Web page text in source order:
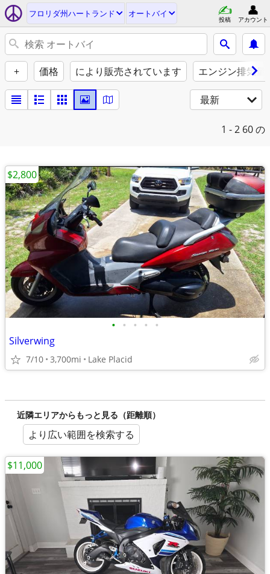
フロリダ州ハートランド オートバイ
投稿 アカウント
+ 価格 により販売されています エンジン排気量
最新
1 - 2 60 の
• • • • •
Silverwing
7/10 3,700mi Lake Placid
$2,800
近隣エリアからもっと見る（距離順）
より広い範囲を検索する
$11,000